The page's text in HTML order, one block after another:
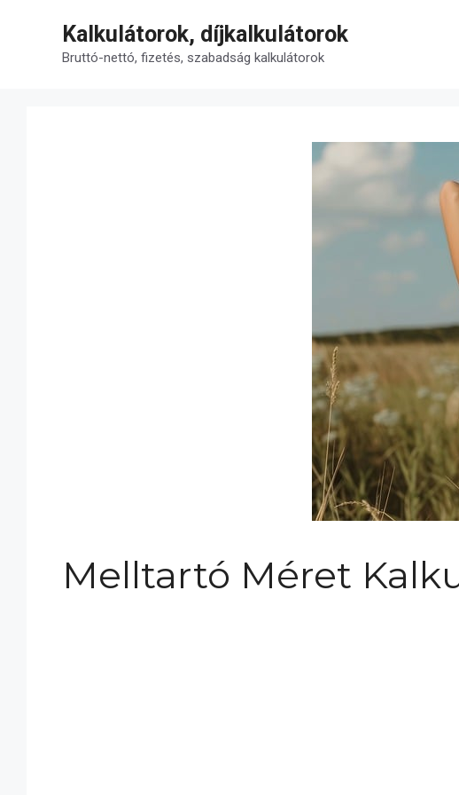
tartalomba
Kalkulátorok, díjkalkulátorok
Bruttó-nettó, fizetés, szabadság kalkulátorok
Melltartó Méret